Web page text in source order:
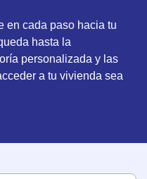
en cada paso hacia tu
hasta la
personalizada y las
a tu vivienda sea